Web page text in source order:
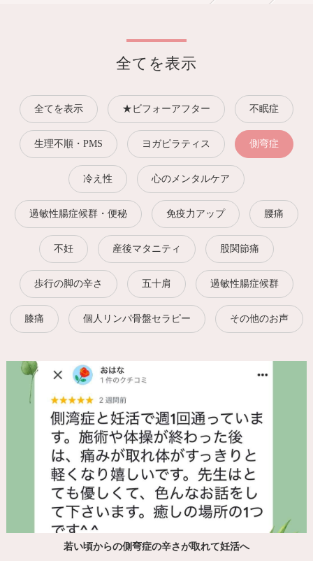
全てを表示
全てを表示 ★ビフォーアフター 不眠症
生理不順・PMS ヨガピラティス 側弯症
冷え性 心のメンタルケア
過敏性腸症候群・便秘 免疫力アップ 腰痛
不妊 産後マタニティ 股関節痛
歩行の脚の辛さ 五十肩 過敏性腸症候群
膝痛 個人リンパ骨盤セラピー その他のお声
若い頃からの側弯症の辛さが取れて妊活へ